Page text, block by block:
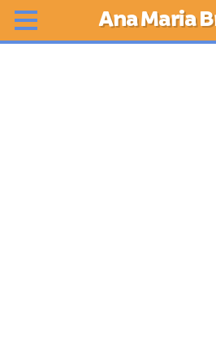
Ana Maria